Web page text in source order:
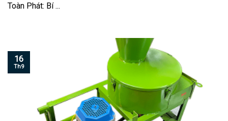
Toàn Phát: Bí ...
16
Th9